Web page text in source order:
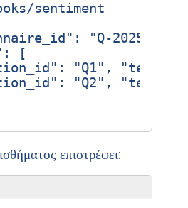
sentiment
:
"Q-2025-
:
[
: "Q1" , "text"
: "Q2" , "text"
επιστρέφει: